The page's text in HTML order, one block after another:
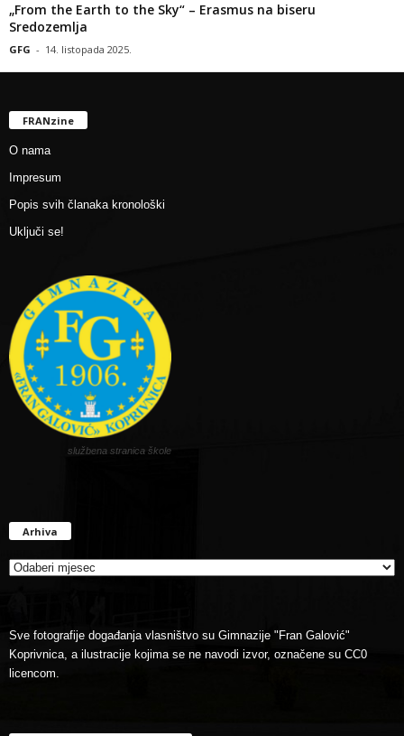
„From the Earth to the Sky“ – Erasmus na biseru
Sredozemlja
GFG - 14. listopada 2025.
FRANzine
O nama
Impresum
Popis svih članaka kronološki
Uključi se!
službena stranica škole
Arhiva
Sve fotografije događanja vlasništvo su Gimnazije "Fran Galović"
Koprivnica, a ilustracije kojima se ne navodi izvor, označene su CC0
licencom.